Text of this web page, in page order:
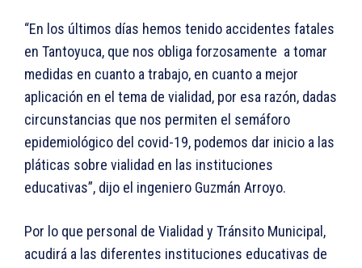
“En los últimos días hemos tenido accidentes fatales
en Tantoyuca, que nos obliga forzosamente a tomar
medidas en cuanto a trabajo, en cuanto a mejor
aplicación en el tema de vialidad, por esa razón, dadas
circunstancias que nos permiten el semáforo
epidemiológico del covid-19, podemos dar inicio a las
pláticas sobre vialidad en las instituciones
educativas”, dijo el ingeniero Guzmán Arroyo.
Por lo que personal de Vialidad y Tránsito Municipal,
acudirá a las diferentes instituciones educativas de